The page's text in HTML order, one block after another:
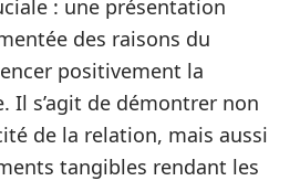
: une présentation
des raisons du
positivement la
Il s’agit de démontrer non
de la relation, mais aussi
tangibles rendant les